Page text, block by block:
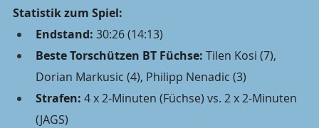
Statistik zum Spiel:
Endstand: 30:26 (14:13)
Beste Torschützen BT Füchse: Tilen Kosi (7),
Dorian Markusic (4), Philipp Nenadic (3)
Strafen: 4 x 2-Minuten (Füchse) vs. 2 x 2-Minuten
(JAGS)